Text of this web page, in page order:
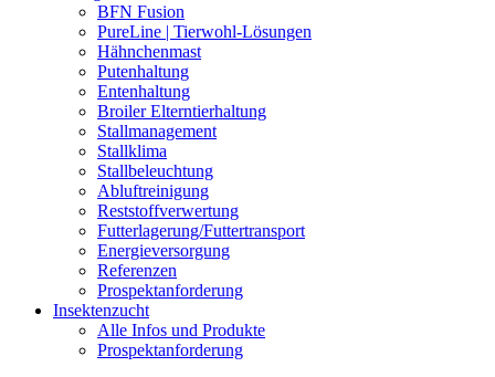
BFN Fusion
PureLine | Tierwohl-Lösungen
Hähnchenmast
Putenhaltung
Entenhaltung
Broiler Elterntierhaltung
Stallmanagement
Stallklima
Stallbeleuchtung
Abluftreinigung
Reststoffverwertung
Futterlagerung/Futtertransport
Energieversorgung
Referenzen
Prospektanforderung
Insektenzucht
Alle Infos und Produkte
Prospektanforderung